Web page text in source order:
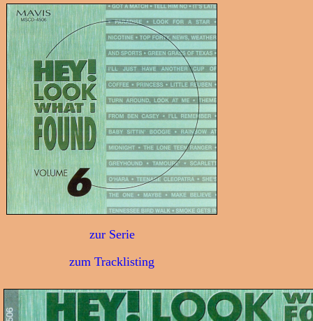
zur Serie
zum Tracklisting